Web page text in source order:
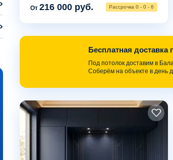
От 216 000 руб. Рассрочка 0 - 0 - 6
Бесплатная
Под потолок доставим в
Соберём на объекте в день